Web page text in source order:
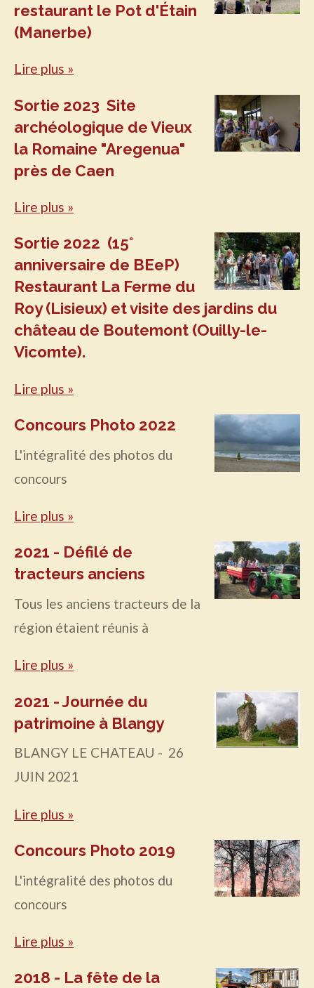
restaurant le Pot d'Étain
(Manerbe)
Lire plus »
Sortie 2023 Site
archéologique de Vieux
la Romaine "Aregenua"
près de Caen
Lire plus »
Sortie 2022 (15°
anniversaire de BEeP)
Restaurant La Ferme du
Roy (Lisieux) et visite des jardins du
château de Boutemont (Ouilly-le-
Vicomte).
Lire plus »
Concours Photo 2022
L'intégralité des photos du
concours
Lire plus »
2021 - Défilé de
tracteurs anciens
Tous les anciens tracteurs de la
région étaient réunis à
Lire plus »
2021 - Journée du
patrimoine à Blangy
BLANGY LE CHATEAU - 26
JUIN 2021
Lire plus »
Concours Photo 2019
L'intégralité des photos du
concours
Lire plus »
2018 - La fête de la